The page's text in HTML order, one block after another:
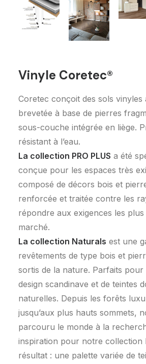
Vinyle Coretec®
Coretec conçoit des sols vinyles
brevetée à base de pierres
sous-couche intégrée en liège.
résistant à l’eau.
La collection PRO PLUS a été
conçue pour les espaces très
composé de décors bois et
renforcée et traitée contre les
répondre aux exigences les plus
marché.
La collection Naturals est une
revêtements de type bois et
sortis de la nature. Parfaits pour
design scandinave et de teintes
naturelles. Depuis les forêts
jusqu’aux plus hauts sommets,
parcouru le monde à la
inspiration pour notre collection
résultat : une palette variée de